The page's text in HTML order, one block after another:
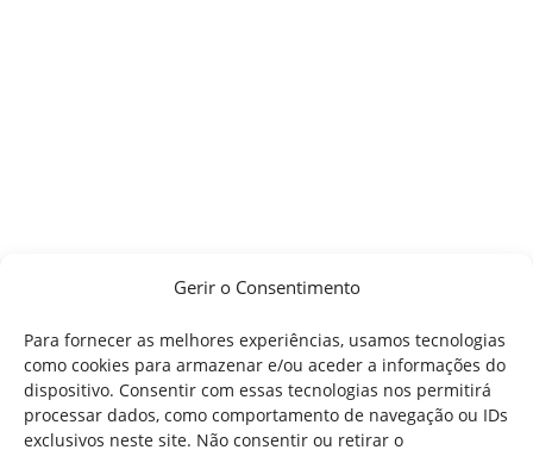
Gerir o Consentimento
Para fornecer as melhores experiências, usamos tecnologias
como cookies para armazenar e/ou aceder a informações do
dispositivo. Consentir com essas tecnologias nos permitirá
processar dados, como comportamento de navegação ou IDs
exclusivos neste site. Não consentir ou retirar o